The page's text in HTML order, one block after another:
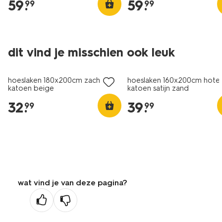
59.
99 59.
99
dit vind je misschien ook leuk
hoeslaken 180x200cm zacht
katoen beige
32.
99
30% korting
met je HEMA pas
hoeslaken 160x200cm hotel
katoen satijn zand
39.
99
wat vind je van deze pagina?